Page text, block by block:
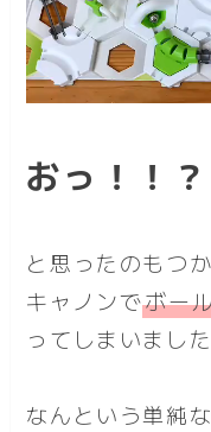
おっ！！？
と思ったのもつ
キャノンでボー
ってしまいました
なんという単純